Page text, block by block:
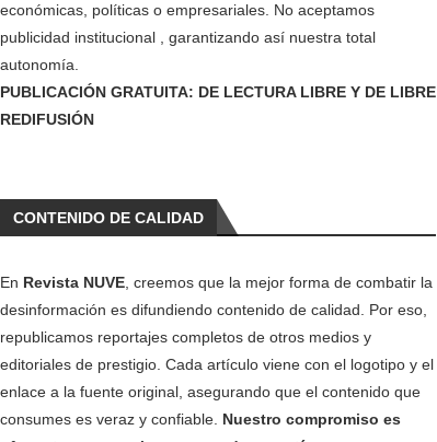
económicas, políticas o empresariales. No aceptamos
publicidad institucional , garantizando así nuestra total
autonomía.
PUBLICACIÓN GRATUITA: DE LECTURA LIBRE Y DE LIBRE
REDIFUSIÓN
CONTENIDO DE CALIDAD
En Revista NUVE , creemos que la mejor forma de combatir la
desinformación es difundiendo contenido de calidad. Por eso,
republicamos reportajes completos de otros medios y
editoriales de prestigio. Cada artículo viene con el logotipo y el
enlace a la fuente original, asegurando que el contenido que
consumes es veraz y confiable. Nuestro compromiso es